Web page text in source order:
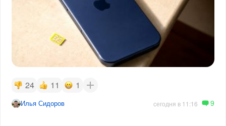
24 11 1
Илья Сидоров сегодня в 11:16 9